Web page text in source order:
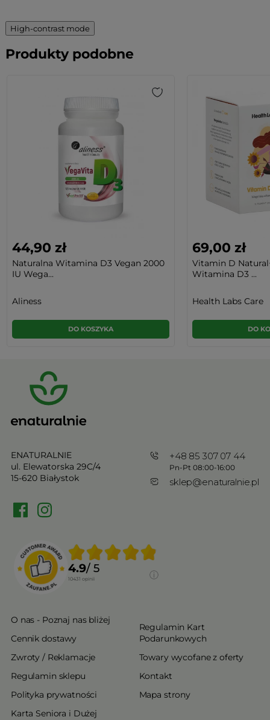
High-contrast mode
Produkty podobne
44,90 zł
Naturalna Witamina D3 Vegan 2000
IU Wega...
Aliness
DO KOSZYKA
69,00 zł
Vitamin D
Witamina D3 ...
Health Labs Care
DO
ENATURALNIE
ul. Elewatorska 29C/4
15-620 Białystok
+48 85 307 07 44
Pn-Pt 08:00-16:00
sklep@enaturalnie.pl
4.9/ 5
10431 opinii
O nas - Poznaj nas bliżej
Cennik dostawy
Zwroty / Reklamacje
Regulamin sklepu
Polityka prywatności
Karta Seniora i Dużej
Regulamin Kart
Podarunkowych
Towary wycofane z oferty
Kontakt
Mapa strony